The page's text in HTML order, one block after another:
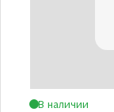
В наличии